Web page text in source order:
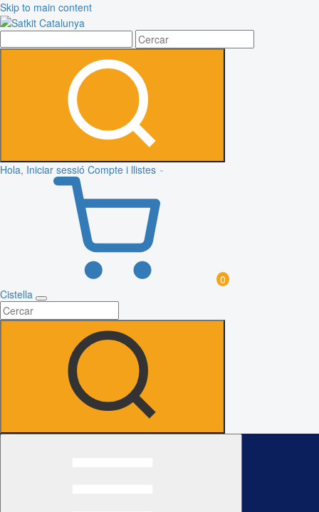
Skip to main content
Hola, Iniciar sessió Compte i llistes
0
Cistella